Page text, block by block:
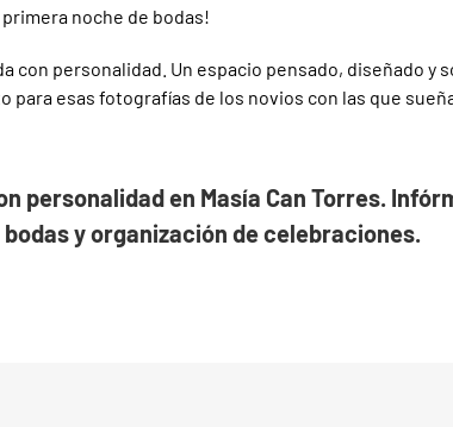
noche de bodas!
con personalidad. Un espacio pensado, diseñado y
esas fotografías de los novios con las que
personalidad en Masía Can Torres.
y organización de celebraciones.